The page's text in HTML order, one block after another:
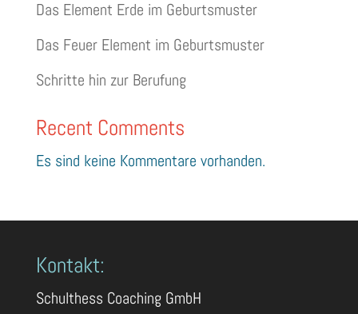
v
Das Element Erde im Geburtsmuster
Das Feuer Element im Geburtsmuster
Schritte hin zur Berufung
Recent Comments
Es sind keine Kommentare vorhanden.
Kontakt:
Schulthess Coaching GmbH